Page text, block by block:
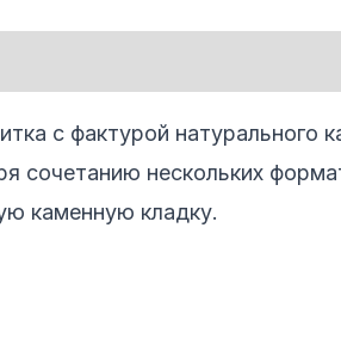
с фактурой натурального
сочетанию нескольких
каменную кладку.